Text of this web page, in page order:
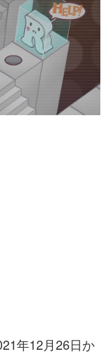
なトピック・タイト
ビューや識者による
きる決定版！
ターの青春〜
れるマンガ家・田中圭
ンガです。
年12月26日か